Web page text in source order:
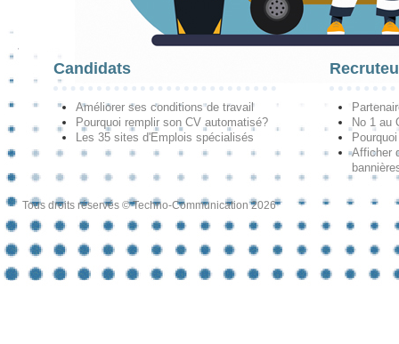
Candidats
Améliorer ses conditions de travail
Pourquoi remplir son CV automatisé?
Les 35 sites d'Emplois spécialisés
No 1 au
Afficher
Tous droits réservés © Techno-Communication 2026